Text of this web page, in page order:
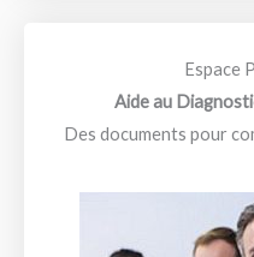
Espace
Aide au
Des documents pour